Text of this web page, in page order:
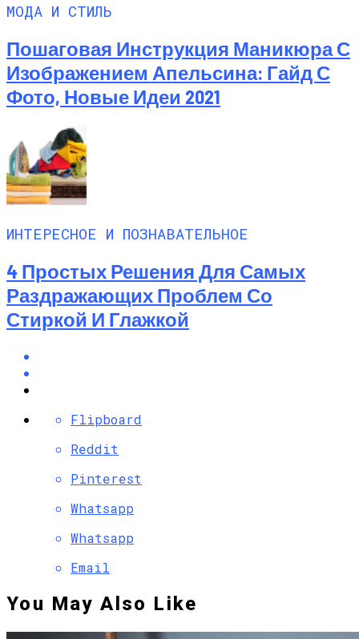
МОДА И СТИЛЬ
Пошаговая Инструкция Маникюра С
Изображением Апельсина: Гайд С
Фото, Новые Идеи 2021
ИНТЕРЕСНОЕ И ПОЗНАВАТЕЛЬНОЕ
4 Простых Решения Для Самых
Раздражающих Проблем Со
Стиркой И Глажкой
Flipboard
Reddit
Pinterest
Whatsapp
Whatsapp
Email
You May Also Like